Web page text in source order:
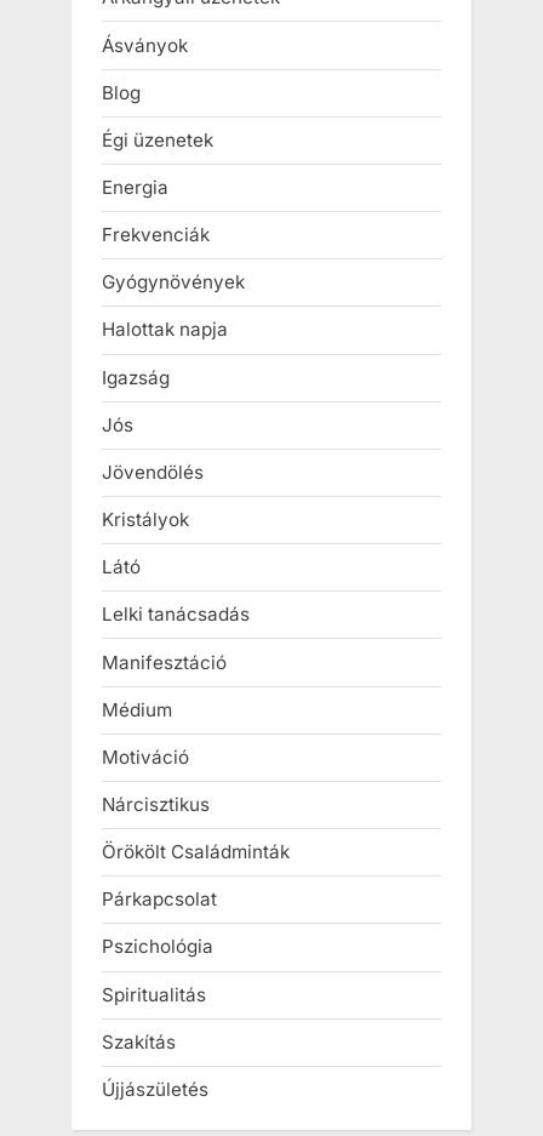
Ásványok
Blog
Égi üzenetek
Energia
Frekvenciák
Gyógynövények
Halottak napja
Igazság
Jós
Jövendölés
Kristályok
Látó
Lelki tanácsadás
Manifesztáció
Médium
Motiváció
Nárcisztikus
Örökölt Családminták
Párkapcsolat
Pszichológia
Spiritualitás
Szakítás
Újjászületés